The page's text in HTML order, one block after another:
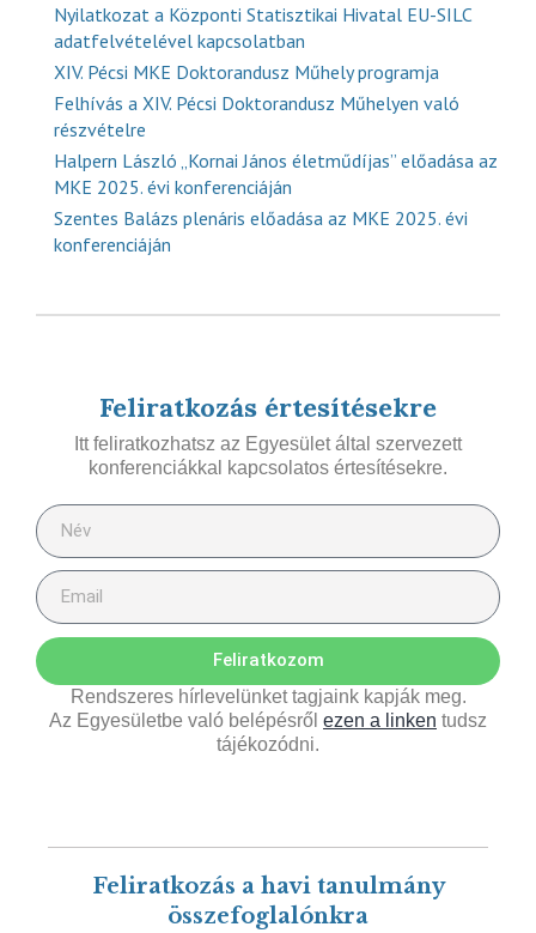
Nyilatkozat a Központi Statisztikai Hivatal EU-SILC
adatfelvételével kapcsolatban
XIV. Pécsi MKE Doktorandusz Műhely programja
Felhívás a XIV. Pécsi Doktorandusz Műhelyen való
részvételre
Halpern László „Kornai János életműdíjas” előadása az
MKE 2025. évi konferenciáján
Szentes Balázs plenáris előadása az MKE 2025. évi
konferenciáján
Feliratkozás értesítésekre
Itt feliratkozhatsz az Egyesület által szervezett
konferenciákkal kapcsolatos értesítésekre.
Feliratkozom
Rendszeres hírlevelünket tagjaink kapják meg.
Az Egyesületbe való belépésről ezen a linken tudsz
tájékozódni.
Feliratkozás a havi tanulmány
összefoglalónkra